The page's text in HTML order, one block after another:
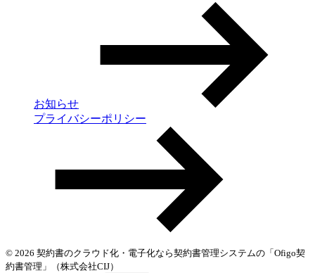
お知らせ
プライバシーポリシー
© 2026 契約書のクラウド化・電子化なら契約書管理システムの「Ofigo契
約書管理」（株式会社CIJ）